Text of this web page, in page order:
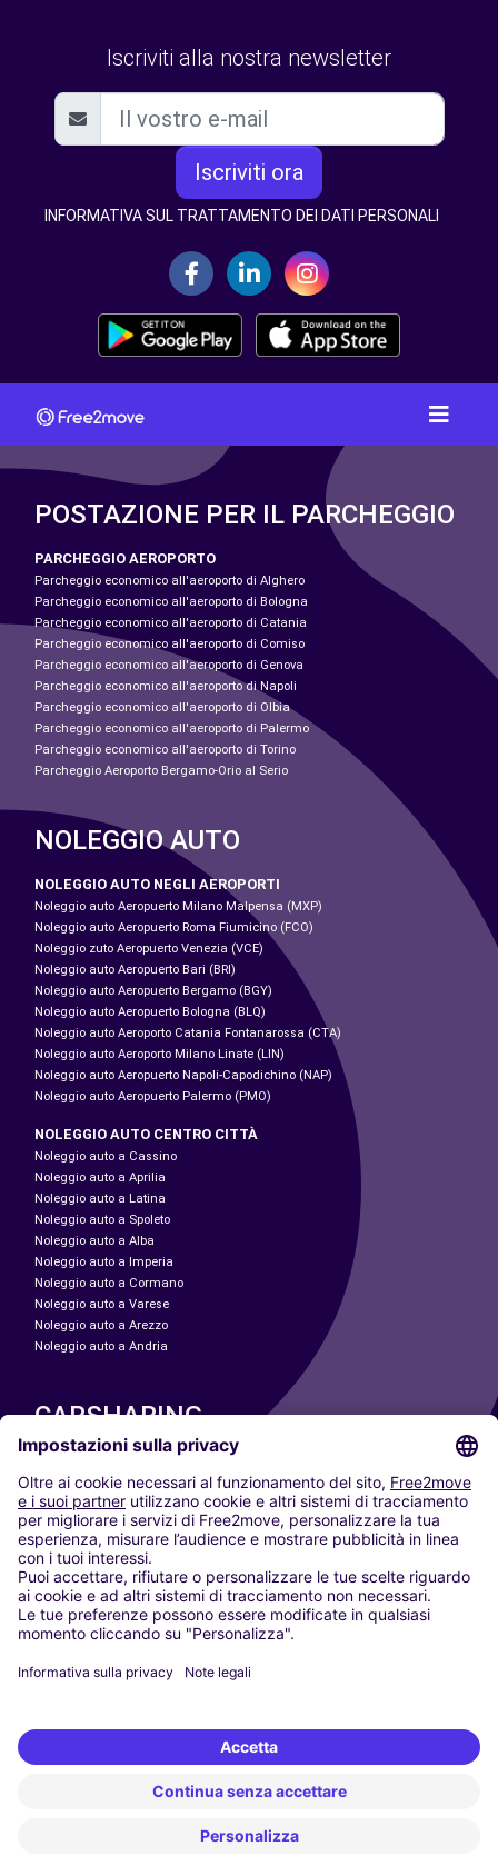
Iscriviti alla nostra newsletter
Iscriviti ora
INFORMATIVA SUL TRATTAMENTO DEI DATI PERSONALI
POSTAZIONE PER IL PARCHEGGIO
PARCHEGGIO AEROPORTO
Parcheggio economico all'aeroporto di Alghero
Parcheggio economico all'aeroporto di Bologna
Parcheggio economico all'aeroporto di Catania
Parcheggio economico all'aeroporto di Comiso
Parcheggio economico all'aeroporto di Genova
Parcheggio economico all'aeroporto di Napoli
Parcheggio economico all'aeroporto di Olbia
Parcheggio economico all'aeroporto di Palermo
Parcheggio economico all'aeroporto di Torino
Parcheggio Aeroporto Bergamo-Orio al Serio
NOLEGGIO AUTO
NOLEGGIO AUTO NEGLI AEROPORTI
Noleggio auto Aeropuerto Milano Malpensa (MXP)
Noleggio auto Aeropuerto Roma Fiumicino (FCO)
Noleggio zuto Aeropuerto Venezia (VCE)
Noleggio auto Aeropuerto Bari (BRI)
Noleggio auto Aeropuerto Bergamo (BGY)
Noleggio auto Aeropuerto Bologna (BLQ)
Noleggio auto Aeroporto Catania Fontanarossa (CTA)
Noleggio auto Aeroporto Milano Linate (LIN)
Noleggio auto Aeropuerto Napoli-Capodichino (NAP)
Noleggio auto Aeropuerto Palermo (PMO)
NOLEGGIO AUTO CENTRO CITTÀ
Noleggio auto a Cassino
Noleggio auto a Aprilia
Noleggio auto a Latina
Noleggio auto a Spoleto
Noleggio auto a Alba
Noleggio auto a Imperia
Noleggio auto a Cormano
Noleggio auto a Varese
Noleggio auto a Arezzo
Noleggio auto a Andria
CARSHARING
LE NOSTRE CITTÀ
Paris
Madrid
Washington DC
Milano
Roma
Torino
Vienna
Berlino
Düsseldorf